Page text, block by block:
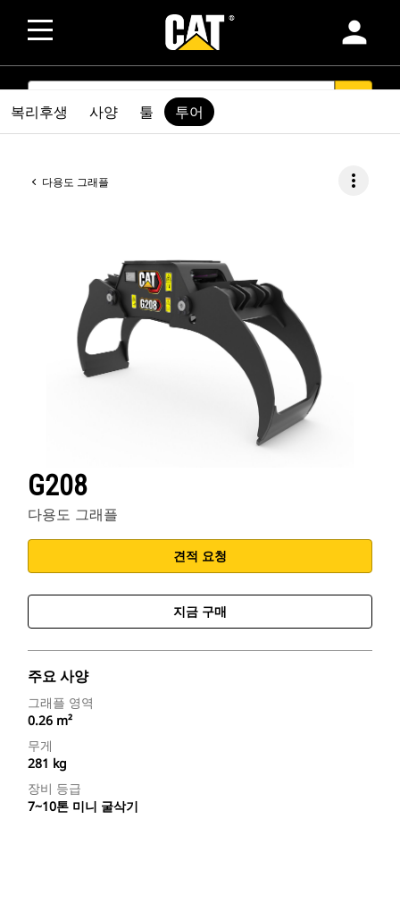
person
SEARCH
다용도 그래플 more_vert
G208
다용도 그래플
견적 요청
지금 구매
주요 사양
그래플 영역
0.26 m²
무게
281 kg
장비 등급
7~10톤 미니 굴삭기
복리후생 사양 툴 투어